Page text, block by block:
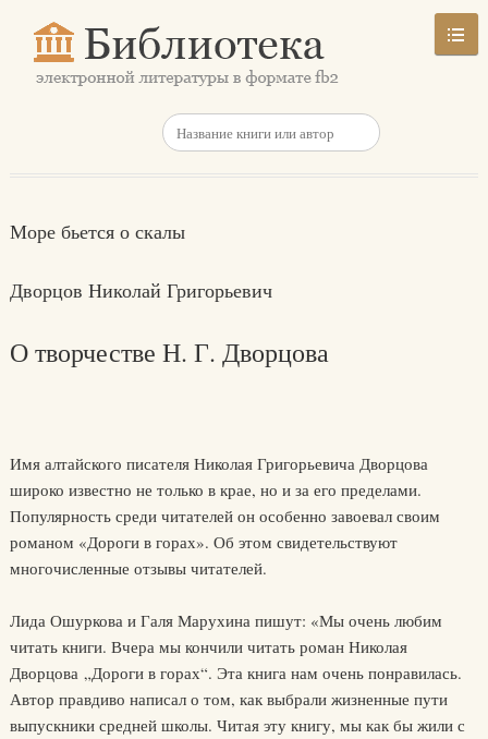
Море бьется о скалы
Дворцов Николай Григорьевич
О творчестве Н. Г. Дворцова
Имя алтайского писателя Николая Григорьевича Дворцова
широко известно не только в крае, но и за его пределами.
Популярность среди читателей он особенно завоевал своим
романом «Дороги в горах». Об этом свидетельствуют
многочисленные отзывы читателей.
Лида Ошуркова и Галя Марухина пишут: «Мы очень любим
читать книги. Вчера мы кончили читать роман Николая
Дворцова „Дороги в горах“. Эта книга нам очень понравилась.
Автор правдиво написал о том, как выбрали жизненные пути
выпускники средней школы. Читая эту книгу, мы как бы жили с